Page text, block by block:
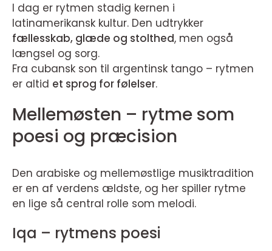
I dag er rytmen stadig kernen i
latinamerikansk kultur. Den udtrykker
fællesskab, glæde og stolthed, men også
længsel og sorg.
Fra cubansk son til argentinsk tango – rytmen
er altid et sprog for følelser.
Mellemøsten – rytme som
poesi og præcision
Den arabiske og mellemøstlige musiktradition
er en af verdens ældste, og her spiller rytme
en lige så central rolle som melodi.
Iqa – rytmens poesi